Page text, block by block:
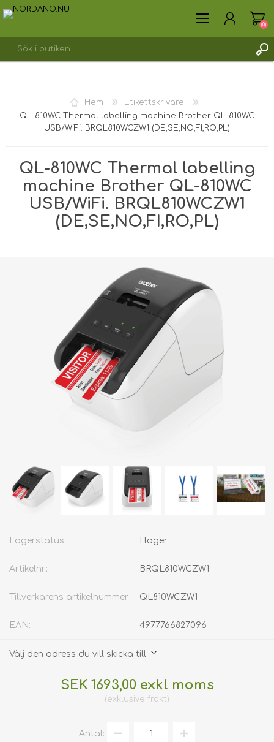
SKAPA KONTO
LOGGA IN
(0)
Hem
Etikettskrivare
QL-810WC Thermal labelling machine Brother QL-810WC
USB/WiFi. BRQL810WCZW1 (DE,SE,NO,FI,RO,PL)
QL-810WC Thermal labelling
machine Brother QL-810WC
USB/WiFi. BRQL810WCZW1
(DE,SE,NO,FI,RO,PL)
Lagerstatus: I lager
Artikelnr: BRQL810WCZW1
Tillverkarens artikelnummer: QL810WCZW1
EAN: 4977766827096
Välj den adress du vill skicka till
SEK 1693,00 exkl moms
exklusive frakt
Antal: